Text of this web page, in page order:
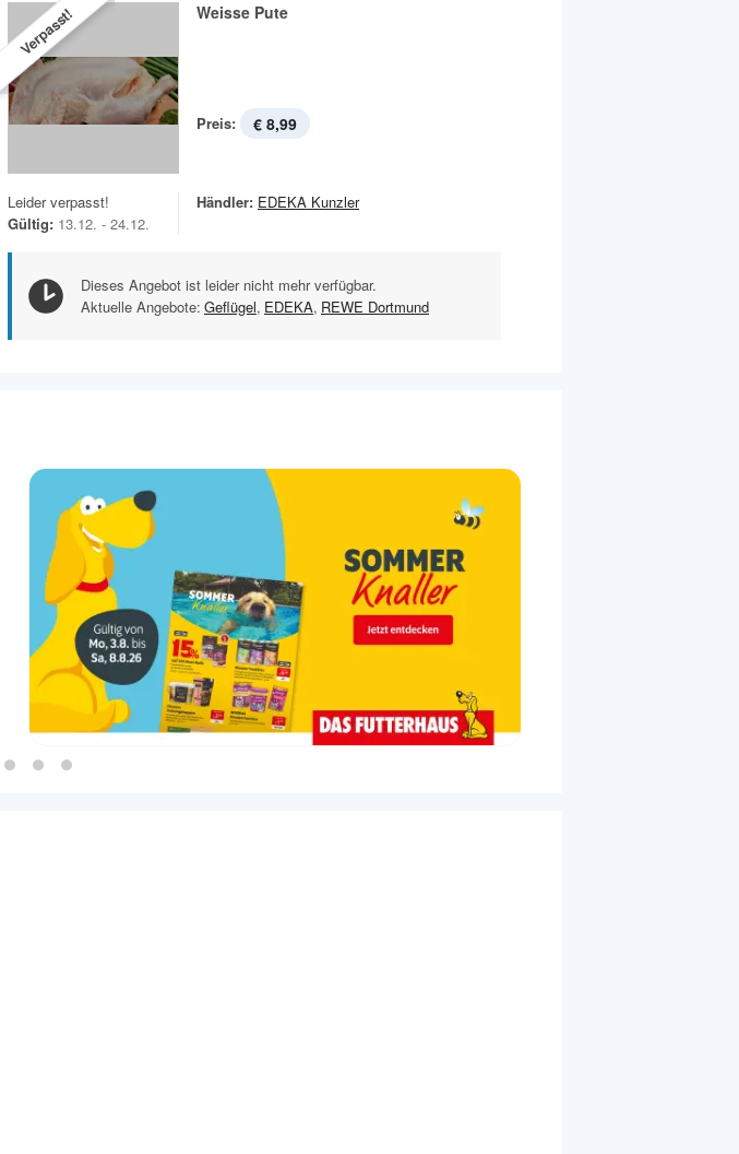
Verpasst! Weisse Pute
Preis: € 8,99
Leider verpasst!
Gültig: 13.12. - 24.12.
Händler: EDEKA Kunzler
Dieses Angebot ist leider nicht mehr verfügbar.
Aktuelle Angebote: Geflügel, EDEKA, REWE Dortmund